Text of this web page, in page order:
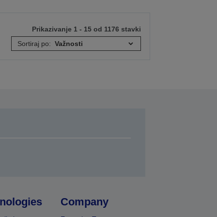
Prikazivanje 1 - 15 od 1176 stavki
Sortiraj po:
Company